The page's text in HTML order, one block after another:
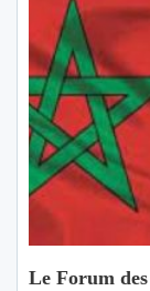
Le Forum